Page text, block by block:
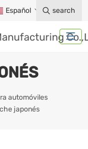
Español search
automóviles
japonés